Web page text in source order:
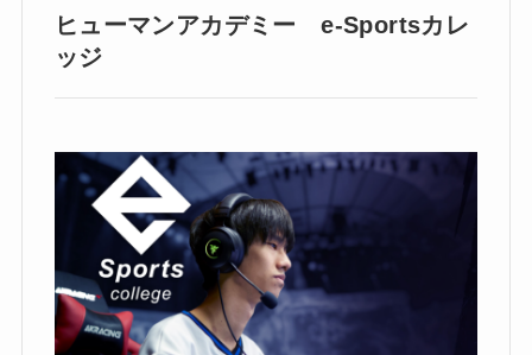
ヒューマンアカデミー e-Sportsカレ
ッジ